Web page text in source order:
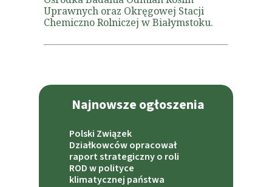
Najnowsze ogłoszenia
Polski Związek
Działkowców opracował
raport strategiczny o roli
ROD w polityce
klimatycznej państwa
Uprawnych oraz Okręgowej Stacji
Chemiczno Rolniczej w Białymstoku.